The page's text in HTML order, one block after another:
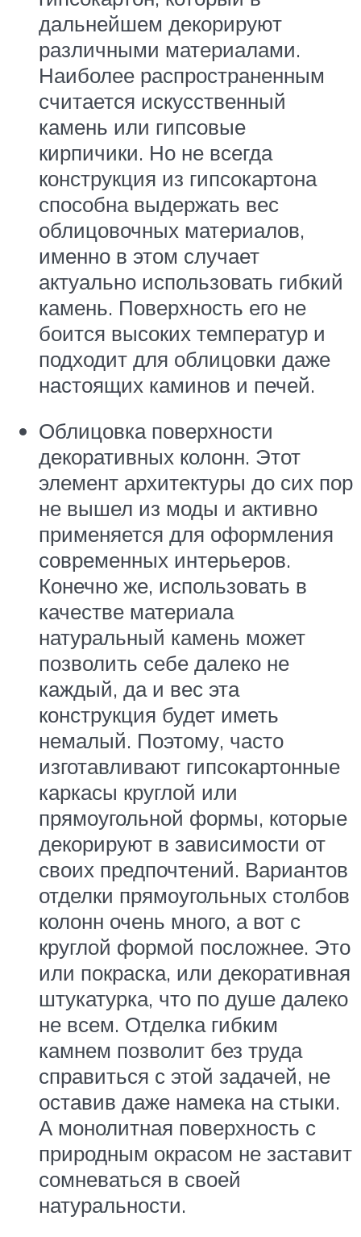
дальнейшем декорируют
различными материалами.
Наиболее распространенным
считается искусственный
камень или гипсовые
кирпичики. Но не всегда
конструкция из гипсокартона
способна выдержать вес
облицовочных материалов,
именно в этом случает
актуально использовать гибкий
камень. Поверхность его не
боится высоких температур и
подходит для облицовки даже
настоящих каминов и печей.
Облицовка поверхности
декоративных колонн. Этот
элемент архитектуры до сих пор
не вышел из моды и активно
применяется для оформления
современных интерьеров.
Конечно же, использовать в
качестве материала
натуральный камень может
позволить себе далеко не
каждый, да и вес эта
конструкция будет иметь
немалый. Поэтому, часто
изготавливают гипсокартонные
каркасы круглой или
прямоугольной формы, которые
декорируют в зависимости от
своих предпочтений. Вариантов
отделки прямоугольных столбов
колонн очень много, а вот с
круглой формой посложнее. Это
или покраска, или декоративная
штукатурка, что по душе далеко
не всем. Отделка гибким
камнем позволит без труда
справиться с этой задачей, не
оставив даже намека на стыки.
А монолитная поверхность с
природным окрасом не заставит
сомневаться в своей
натуральности.